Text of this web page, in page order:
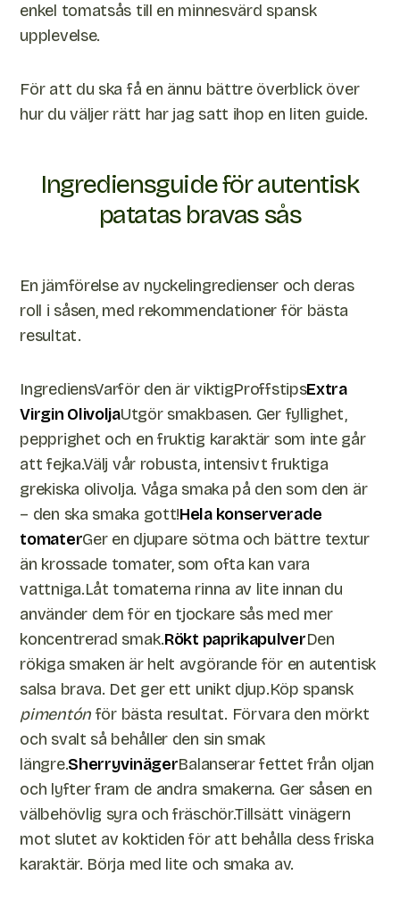
enkel tomatsås till en minnesvärd spansk
upplevelse.
För att du ska få en ännu bättre överblick över
hur du väljer rätt har jag satt ihop en liten guide.
Ingrediensguide för autentisk
patatas bravas sås
En jämförelse av nyckelingredienser och deras
roll i såsen, med rekommendationer för bästa
resultat.
IngrediensVarför den är viktigProffstipsExtra
Virgin OlivoljaUtgör smakbasen. Ger fyllighet,
pepprighet och en fruktig karaktär som inte går
att fejka.Välj vår robusta, intensivt fruktiga
grekiska olivolja. Våga smaka på den som den är
– den ska smaka gott!Hela konserverade
tomaterGer en djupare sötma och bättre textur
än krossade tomater, som ofta kan vara
vattniga.Låt tomaterna rinna av lite innan du
använder dem för en tjockare sås med mer
koncentrerad smak.Rökt paprikapulverDen
rökiga smaken är helt avgörande för en autentisk
salsa brava. Det ger ett unikt djup.Köp spansk
pimentón för bästa resultat. Förvara den mörkt
och svalt så behåller den sin smak
längre.SherryvinägerBalanserar fettet från oljan
och lyfter fram de andra smakerna. Ger såsen en
välbehövlig syra och fräschör.Tillsätt vinägern
mot slutet av koktiden för att behålla dess friska
karaktär. Börja med lite och smaka av.